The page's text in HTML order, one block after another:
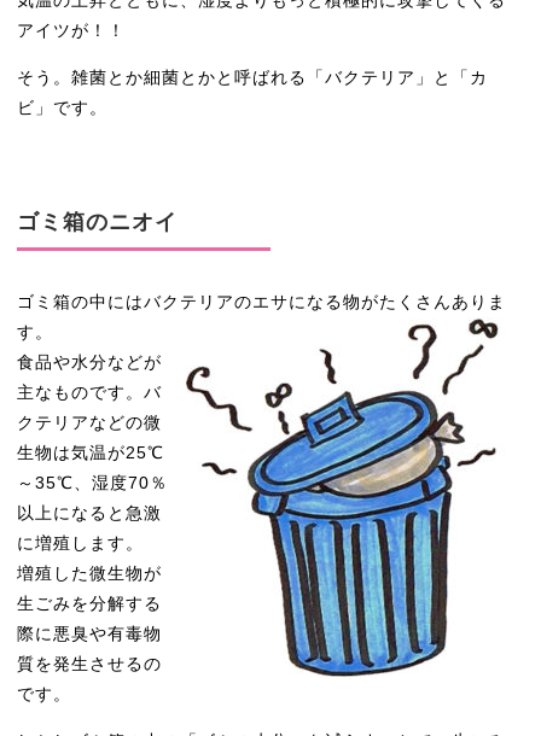
アイツが！！
そう。雑菌とか細菌とかと呼ばれる「バクテリア」と「カ
ビ」です。
ゴミ箱のニオイ
ゴミ箱の中にはバクテリアのエサになる物がたくさんありま
す。
食品や水分などが
主なものです。バ
クテリアなどの微
生物は気温が25℃
～35℃、湿度70％
以上になると急激
に増殖します。
増殖した微生物が
生ごみを分解する
際に悪臭や有毒物
質を発生させるの
です。